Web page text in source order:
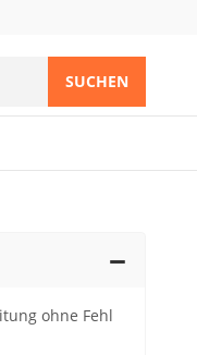
SUCHEN
ohne Fehl